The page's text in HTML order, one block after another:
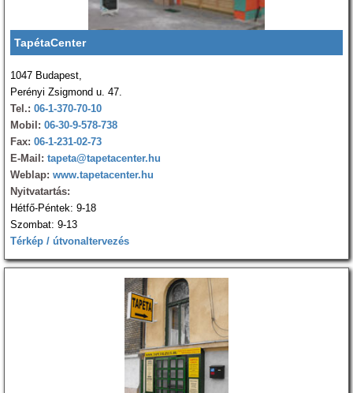
TapétaCenter
1047 Budapest,
Perényi Zsigmond u. 47.
Tel.: 06-1-370-70-10
Mobil: 06-30-9-578-738
Fax: 06-1-231-02-73
E-Mail: tapeta@tapetacenter.hu
Weblap: www.tapetacenter.hu
Nyitvatartás:
Hétfő-Péntek: 9-18
Szombat: 9-13
Térkép / útvonaltervezés